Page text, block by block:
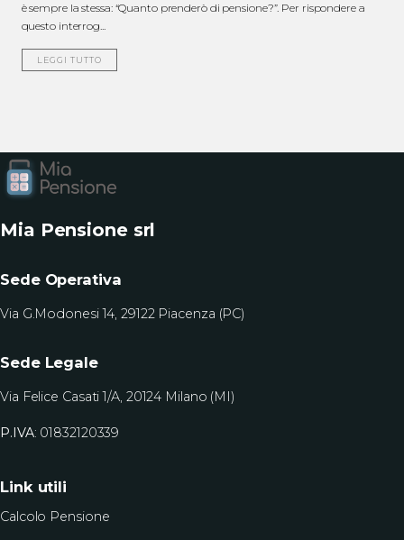
è sempre la stessa: “Quanto prenderò di pensione?”. Per rispondere a
questo interrog...
LEGGI TUTTO
Mia Pensione srl
Sede Operativa
Via G.Modonesi 14, 29122 Piacenza (PC)
Sede Legale
Via Felice Casati 1/A, 20124 Milano (MI)
P.IVA: 01832120339
Link utili
Calcolo Pensione